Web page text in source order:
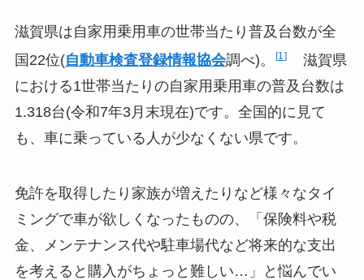
滋賀県は自家用乗用車の世帯当たり普及台数が全
国22位(自動車検査登録情報協会調べ)。 1
滋賀県
における1世帯当たりの自家用乗用車の普及台数は
1.318台(令和7年3月末現在)です。全国的に見て
も、車に乗っている人が少なくない県です。
免許を取得したり家族が増えたりなど様々なタイ
ミングで車が欲しくなったものの、「保険料や税
金、メンテナンス代や駐車場代など将来的な支出
を考えると購入がちょっと難しい…」と悩んでい